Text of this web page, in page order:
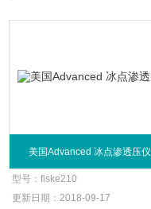
美国Advanced 冰点渗透压仪
型号：fiske210
更新日期： 2018-09-17